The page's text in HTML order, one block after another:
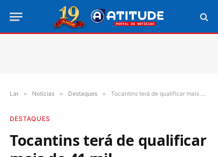
Lar » Notícias » Destaques » Tocantins terá de qualificar mais de 41 mil trabalhadores, aponta SENAI
DESTAQUES
Tocantins terá de qualificar